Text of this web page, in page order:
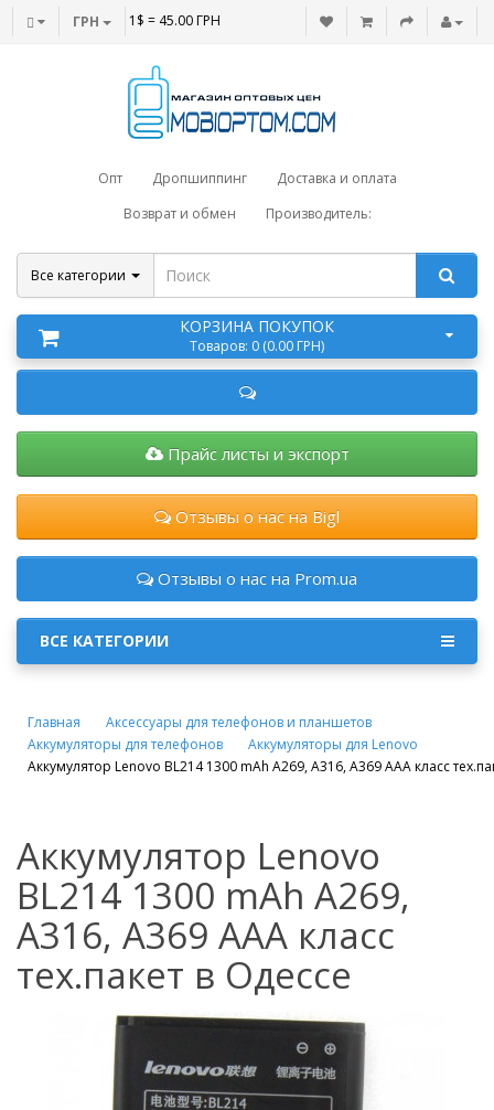
ГРН 1$ = 45.00 ГРН
Опт Дропшиппинг
Доставка и оплата
Возврат и обмен
Производитель:
Все категории
КОРЗИНА ПОКУПОК
Товаров: 0 (0.00 ГРН)
Прайс листы и экспорт
Отзывы о нас на Bigl
Отзывы о нас на Prom.ua
ВСЕ КАТЕГОРИИ
Главная
Аксессуары для телефонов и планшетов
Аккумуляторы для телефонов
Аккумуляторы для Lenovo
Аккумулятор Lenovo BL214 1300 mAh A269, A316, A369 AAA класс
Аккумулятор Lenovo
BL214 1300 mAh A269,
A316, A369 AAA класс
тех.пакет в Одессе